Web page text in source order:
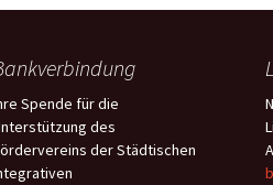
Spende für die
des
der Städtischen